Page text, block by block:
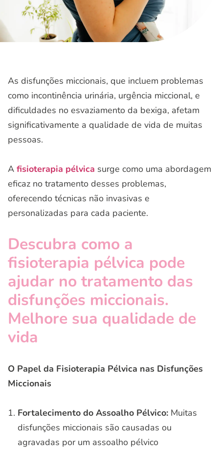
As disfunções miccionais, que incluem problemas
como incontinência urinária, urgência miccional, e
dificuldades no esvaziamento da bexiga, afetam
significativamente a qualidade de vida de muitas
pessoas.
A fisioterapia pélvica surge como uma abordagem
eficaz no tratamento desses problemas,
oferecendo técnicas não invasivas e
personalizadas para cada paciente.
Descubra como a
fisioterapia pélvica pode
ajudar no tratamento das
disfunções miccionais.
Melhore sua qualidade de
vida
O Papel da Fisioterapia Pélvica nas Disfunções
Miccionais
Fortalecimento do Assoalho Pélvico: Muitas
disfunções miccionais são causadas ou
agravadas por um assoalho pélvico